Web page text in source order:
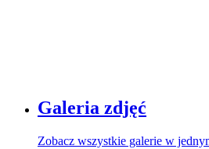
Galeria zdjęć
Zobacz wszystkie galerie w